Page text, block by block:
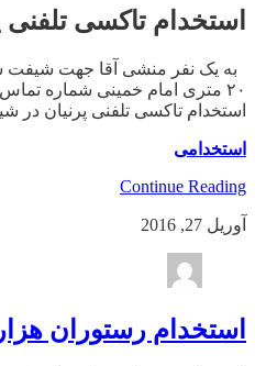
استخدام تاکسی تلفنی
به یک نفر منشی آقا جهت شیفت
۲۰ متری امام خمینی شماره تماس: ۰۹۳۷۱۸۱۹۳۵۷
استخدام تاکسی تلفنی پرنیان در
استخدامی
Continue Reading
آوریل 27, 2016
استخدام رستوران